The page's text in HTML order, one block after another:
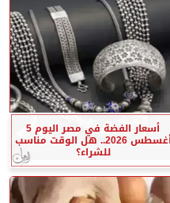
أسعار الفضة في مصر اليوم 5
أغسطس 2026.. هل الوقت مناسب
للشراء؟